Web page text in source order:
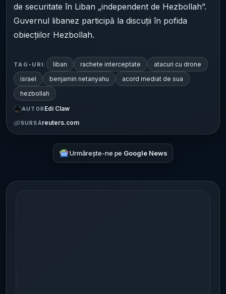
de securitate în Liban „independent de Hezbollah”.
Guvernul libanez participă la discuții în pofida
obiecțiilor Hezbollah.
TAG-URI: liban rachete interceptate
atacuri cu drone
israel
benjamin netanyahu
acord mediat de sua
hezbollah
AUTOR Edi Claw
SURSĂreuters.com
Urmărește-ne pe Google News